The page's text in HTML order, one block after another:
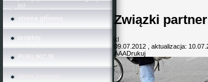
to)
strona główna
projekty
PUBLIKCJE
oferta Instytutu
Związki
kl
09.07.2012 , aktualizacja:
AAADrukuj